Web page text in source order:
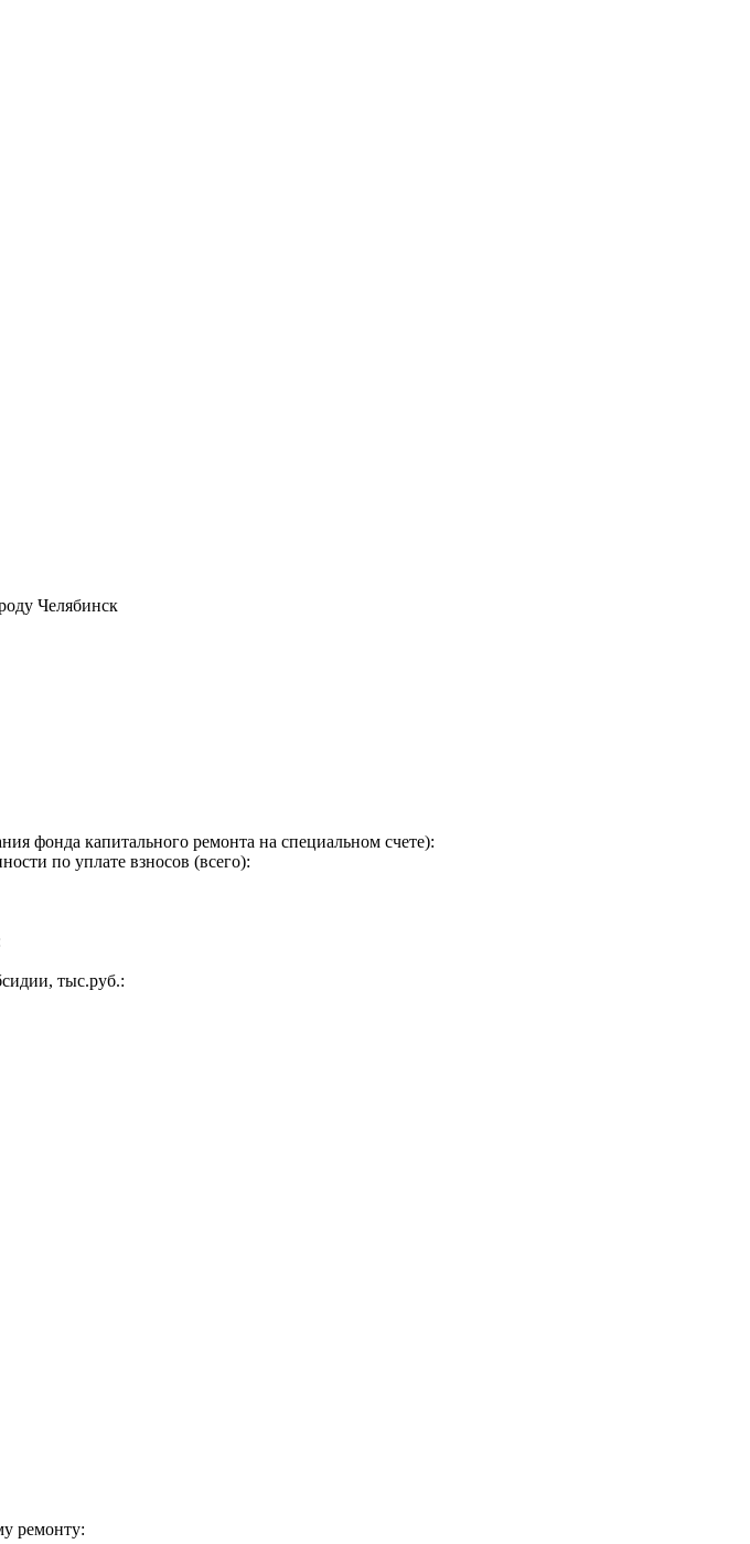
Челябинск
фонда капитального ремонта на специальном счете):
по уплате взносов (всего):
тыс.руб.:
ремонту: